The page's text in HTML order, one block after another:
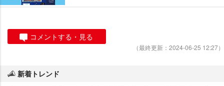
コメントする・見る
（最終更新：2024-06-25 12:27）
新着トレンド